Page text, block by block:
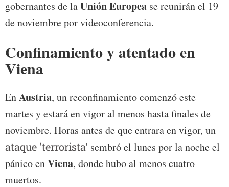
gobernantes de laUnión Europea se reunirán el 19
de noviembre por videoconferencia.
Confinamiento y atentado en
Viena
EnAustria, un reconfinamiento comenzó este
martes y estará en vigor al menos hasta finales de
noviembre. Horas antes de que entrara en vigor, un
ataque 'terrorista' sembró el lunes por la noche el
pánico enViena, donde hubo al menos cuatro
muertos.